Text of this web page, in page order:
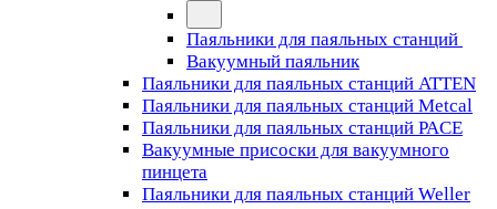
Паяльники для паяльных станций
Вакуумный паяльник
Паяльники для паяльных станций ATTEN
Паяльники для паяльных станций Metcal
Паяльники для паяльных станций PACE
Вакуумные присоски для вакуумного
пинцета
Паяльники для паяльных станций Weller